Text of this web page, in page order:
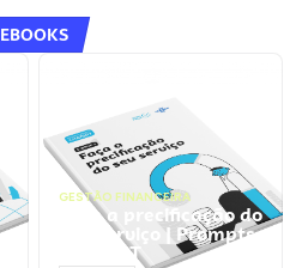
EBOOKS
GESTÃO FINANCEIRA
Faça a precificação do
seu serviço | Prompts
ChatGPT